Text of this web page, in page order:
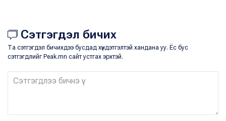
Сэтгэгдэл бичих
Та сэтгэгдэл бичихдээ бусдад хүндэтгэлтэй хандана уу. Ёс бус
сэтгэгдлийг Peak.mn сайт устгах эрхтэй.